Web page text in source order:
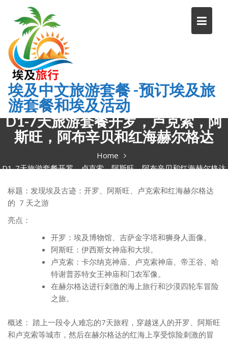
content
埃及中文旅游套餐 -预订埃及旅
游套餐和埃及活动
D1-7天旅游套餐开罗，卢克索，阿
斯旺，阿布辛贝和红海赫尔格达
Home
D1-7天旅游套餐开罗，卢克索，阿斯旺，阿布辛贝和红海赫尔格达
标题：发现埃及古迹：开罗、阿斯旺、卢克索和红海赫尔格达
的 7 天之游
亮点：
开罗：埃及博物馆、吉萨金字塔和狮身人面像。
阿斯旺：伊西斯女神庙和大坝。
卢克索：卡尔纳克神庙、卢克索神庙、帝王谷、哈
特谢普苏特女王神庙和门农军像。
在赫尔格达进行刺激的海上旅行和沙漠四轮车冒险
之旅。
概述： 踏上一段令人难忘的7天旅程，穿越迷人的开罗、阿斯旺
和卢克索等城市，然后在赫尔格达的红海上享受惊险刺激的冒